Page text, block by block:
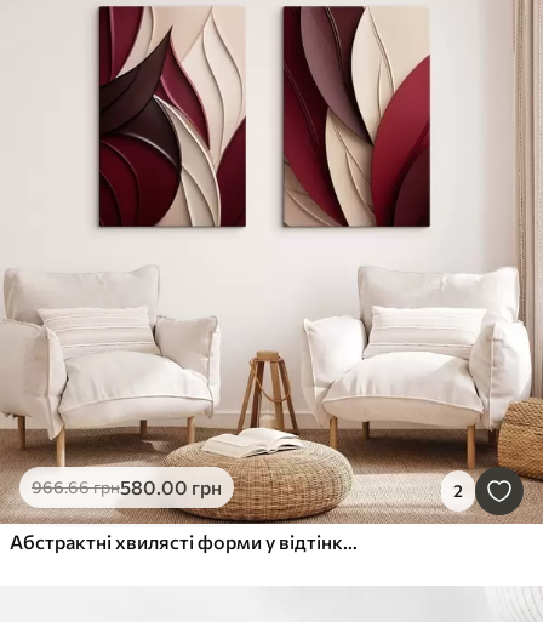
966.66грн580.00 грн 2
Абстрактні хвилясті форми у відтінках бордо та кремового, багатошарові текстури